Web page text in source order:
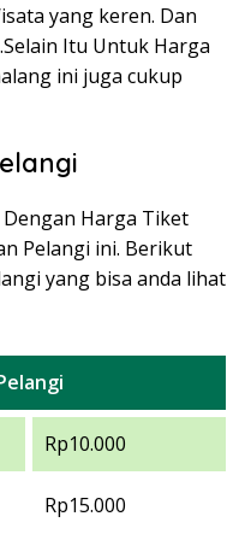
yang keren. Dan
Itu Untuk Harga
ini juga cukup
Harga Tiket
Pelangi ini. Berikut
yang bisa anda lihat
Rp10.000
Rp15.000